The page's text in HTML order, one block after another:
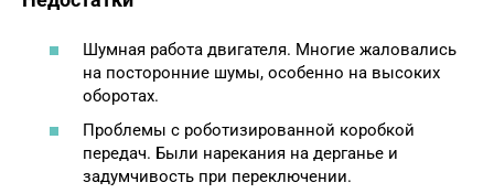
Шумная работа двигателя. Многие жаловались
на посторонние шумы, особенно на высоких
оборотах.
Проблемы с роботизированной коробкой
передач. Были нарекания на дерганье и
задумчивость при переключении.